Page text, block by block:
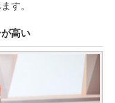
す。
高い